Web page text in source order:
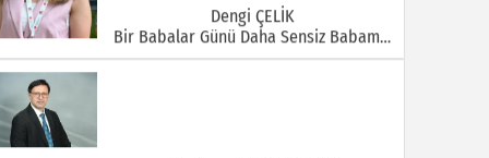
Dengi ÇELİK
Bir Babalar Günü Daha Sensiz Babam…